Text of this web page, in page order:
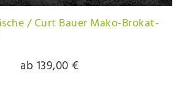
/ Curt Bauer Mako-Brokat-
ab 139,00 €